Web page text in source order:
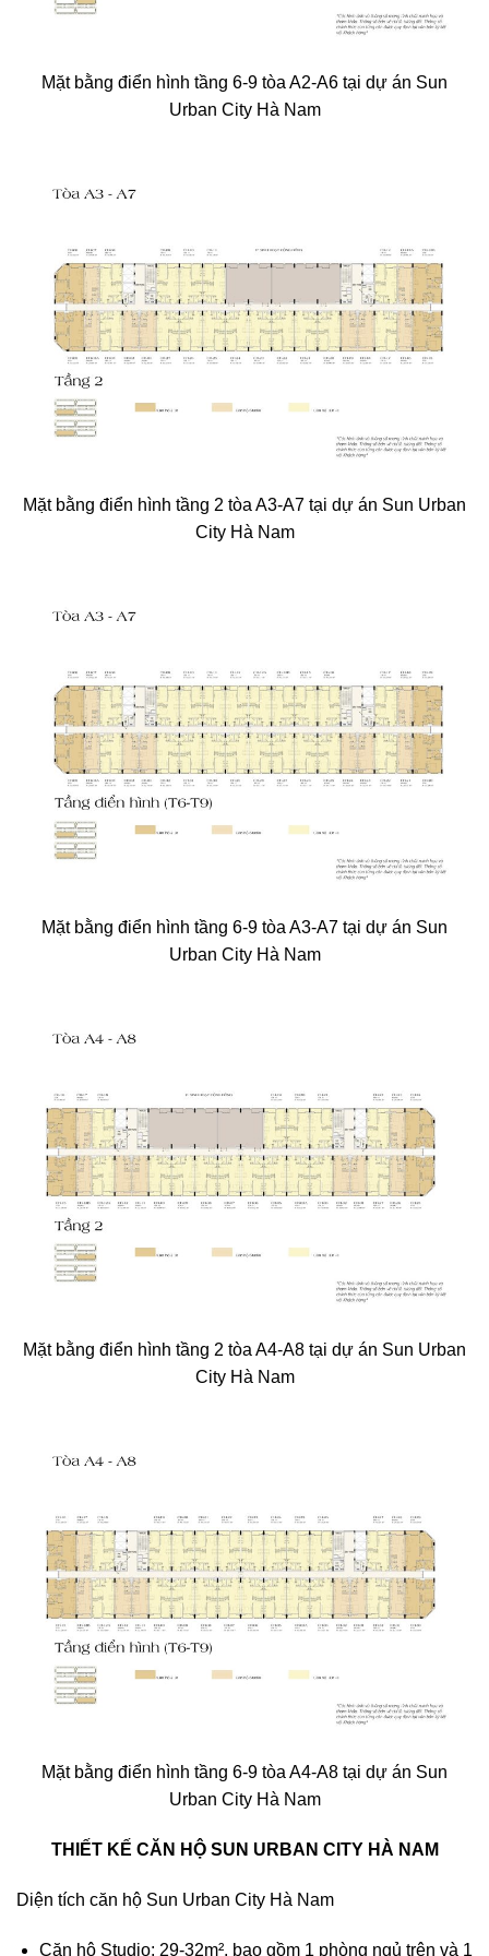
Mặt bằng điển hình tầng 6-9 tòa A2-A6 tại dự án Sun
Urban City Hà Nam
Mặt bằng điển hình tầng 2 tòa A3-A7 tại dự án Sun Urban
City Hà Nam
Mặt bằng điển hình tầng 6-9 tòa A3-A7 tại dự án Sun
Urban City Hà Nam
Mặt bằng điển hình tầng 2 tòa A4-A8 tại dự án Sun Urban
City Hà Nam
Mặt bằng điển hình tầng 6-9 tòa A4-A8 tại dự án Sun
Urban City Hà Nam
THIẾT KẾ CĂN HỘ SUN URBAN CITY HÀ NAM
Diện tích căn hộ Sun Urban City Hà Nam
Căn hộ Studio: 29-32m², bao gồm 1 phòng ngủ trên và 1